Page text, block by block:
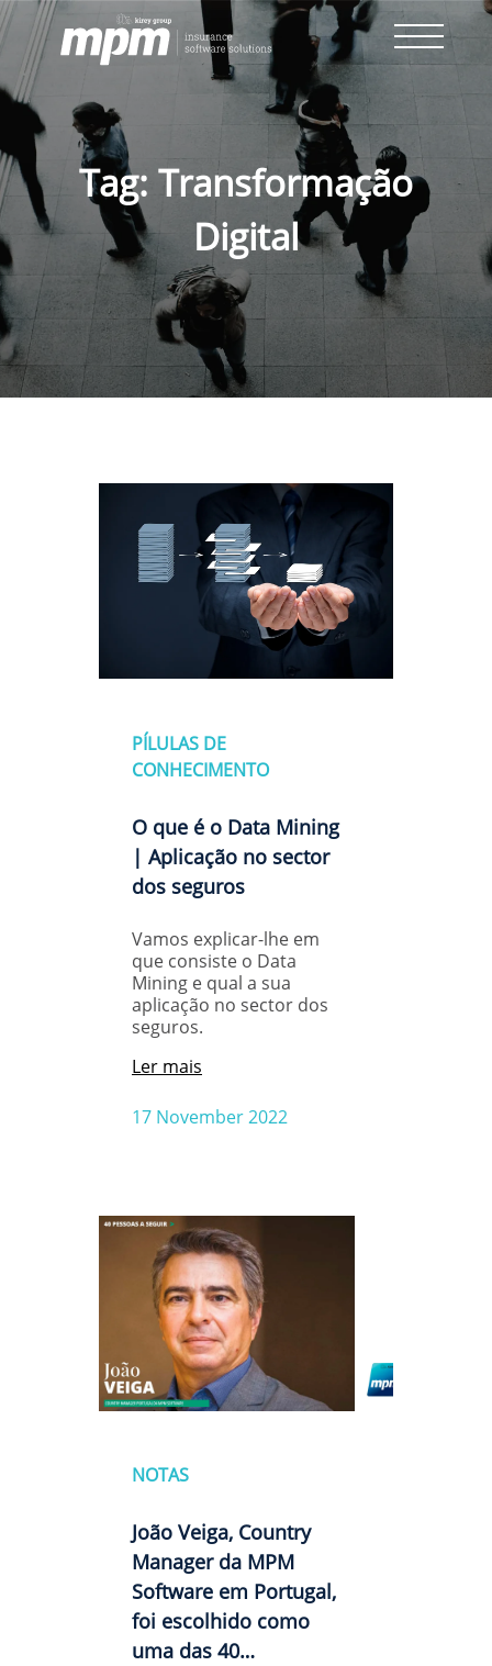
Skip
to
content
Tag: Transformação
Digital
PÍLULAS DE
CONHECIMENTO
O que é o Data Mining
| Aplicação no sector
dos seguros
Vamos explicar-lhe em
que consiste o Data
Mining e qual a sua
aplicação no sector dos
seguros.
17 November 2022
Ler mais
NOTAS
João Veiga, Country
Manager da MPM
Software em Portugal,
foi escolhido como
uma das 40…